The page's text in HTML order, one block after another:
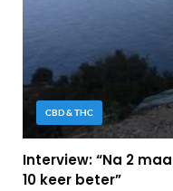
CBD & THC
Interview: “Na 2
10 keer beter”